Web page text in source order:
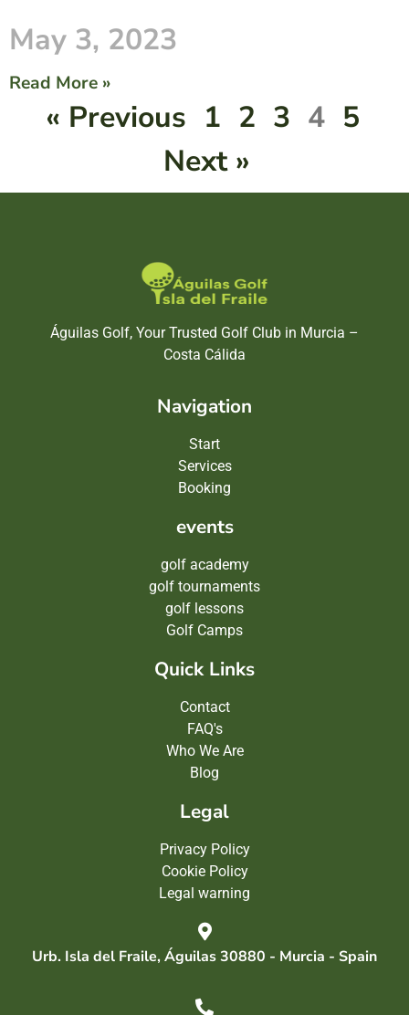
May 3, 2023
Read More »
« Previous 1 2 3 4 5
Next »
Águilas Golf, Your Trusted Golf Club in Murcia –
Costa Cálida
Navigation
Start
Services
Booking
events
golf academy
golf tournaments
golf lessons
Golf Camps
Quick Links
Contact
FAQ's
Who We Are
Blog
Legal
Privacy Policy
Cookie Policy
Legal warning
Urb. Isla del Fraile, Águilas 30880 - Murcia - Spain